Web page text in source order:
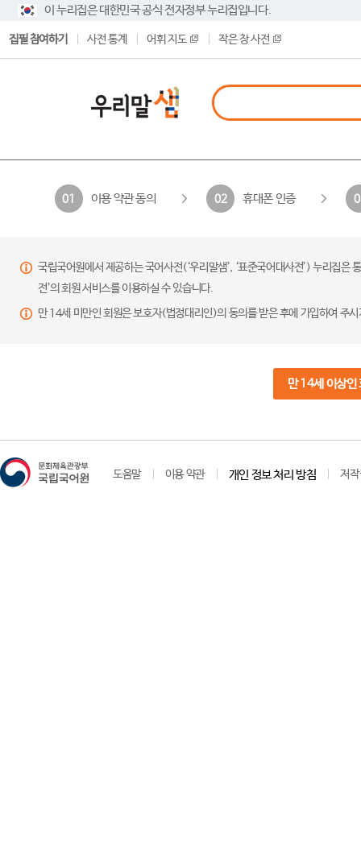
이 누리집은 대한민국 공식 전자정부 누리집입니다.
집필 참여하기 사전 통계 어휘 지도 작은 창 사전
01 이용 약관 동의 02 휴대폰 인증
국립국어원에서 제공하는 국어사전(‘우리말샘’, ‘표준국어대사전’) 누리집
전’의 회원 서비스를 이용하실 수 있습니다.
만 14세 미만인 회원은 보호자(법정대리인)의 동의를 받은 후에 가입하여 주
만 14세 이상인
도움말 이용 약관 개인 정보 처리 방침 저